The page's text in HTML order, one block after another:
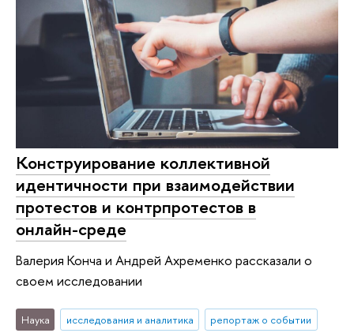
Конструирование коллективной
идентичности при взаимодействии
протестов и контрпротестов в
онлайн-среде
Валерия Конча и Андрей Ахременко рассказали о
своем исследовании
Наука исследования и аналитика репортаж о событии